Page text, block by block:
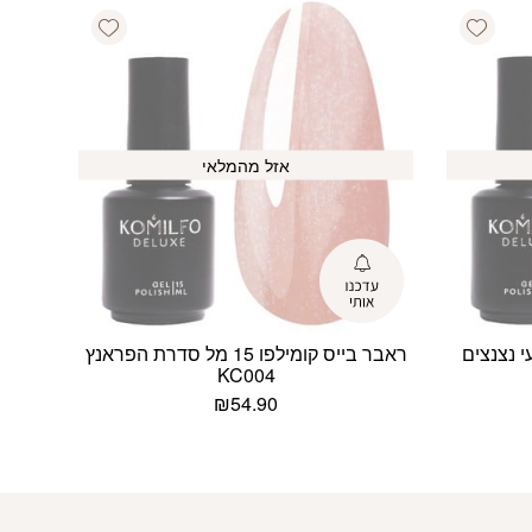
Add wishlist
15 מל טבעי נצנצים
Add wishlist
אזל מהמלאי
ראבר בייס קומילפו 15 מל סדרת הפראנץ
KC004
₪54.90